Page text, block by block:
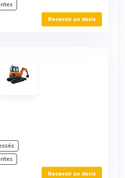
Recevoir un devis
Recevoir un devis